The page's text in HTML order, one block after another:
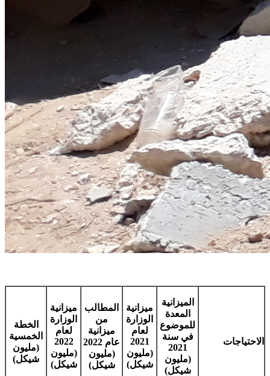
الاحتياجات
الميزانية
المعدة
للموضوع
في سنة
2021
(مليون
شيكل)
ميزانية
الوزارة
لعام
2021
(مليون
شيكل)
المطالب
من
ميزانية
عام 2022
(مليون
شيكل)
ميزانية
الوزارة
لعام
2022
(مليون
شيكل)
الخطة
الخمسية
(مليون
شيكل)